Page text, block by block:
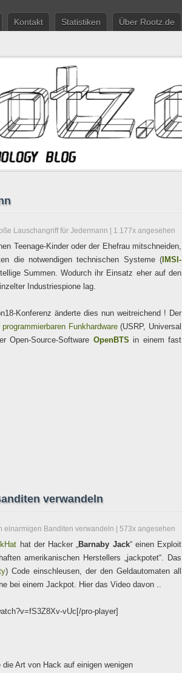
Kontakt Statistiken
Über Rootz.de
Lauschangriff für Jedermann | 1.177x angesehen
Teenage-Kinder oder der Ehefrau mitschneiden,
die notwendigen technischen Systeme ( IMSI-
Summen. Wodurch ihr Einsatz eher auf den
Industriespione lag.
Konferenz änderte dies nun weitreichend ! Der
programmierbaren Funkhardware(USRP, Universal
Open-Source-Software OpenBTS in einem fast
verwandeln
einarmigen Banditen verwandeln | 573x angesehen
hat der Hacker „Barnaby Jack“ einen Exploit
amerikanischen Herstellers „jackpotet“. Das
) Code einschleusen, der den Geldautomaten all
bei einem Jackpot. Hier das Video davon ..
vUc[/pro-player]
Art von Hack auf einigen wenigen